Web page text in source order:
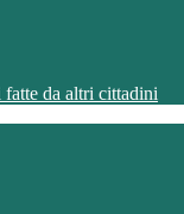
da altri cittadini